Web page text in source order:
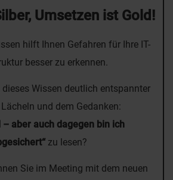
Umsetzen ist Gold!
hilft Ihnen Gefahren für Ihre IT-
besser zu erkennen.
dieses Wissen deutlich entspannter
und dem Gedanken:
– aber auch dagegen bin ich
zu lesen?
Sie im Meeting mit dem neuen